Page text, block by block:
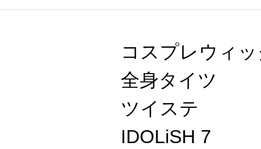
コスプレウィ
全身タイツ
ツイステ
IDOLiSH 7